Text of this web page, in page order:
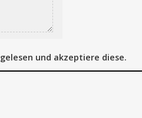
gelesen und akzeptiere diese.